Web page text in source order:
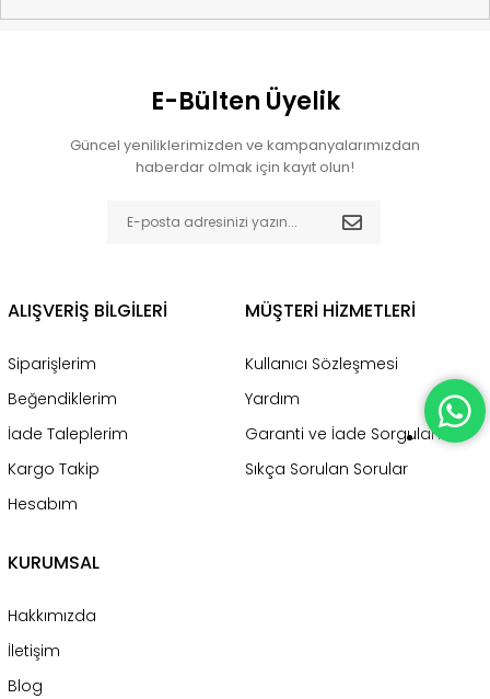
E-Bülten Üyelik
Güncel yeniliklerimizden ve kampanyalarımızdan
haberdar olmak için kayıt olun!
ALIŞVERİŞ BİLGİLERİ
Siparişlerim
Beğendiklerim
İade Taleplerim
Kargo Takip
Hesabım
MÜŞTERİ HİZMETLERİ
Kullanıcı Sözleşmesi
Yardım
Garanti ve İade Sorgulama
Sıkça Sorulan Sorular
KURUMSAL
Hakkımızda
İletişim
Blog